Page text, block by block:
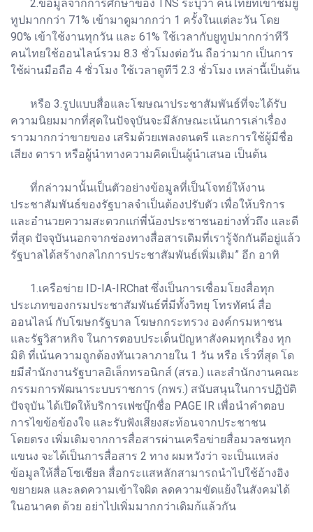
2.ข้อมูลจากการศึกษาของ TNS ระบุว่า คนไทยที่เข้าชมยู
ทูปมากกว่า 71% เข้ามาดูมากกว่า 1 ครั้งในแต่ละวัน โดย
90% เข้าใช้งานทุกวัน และ 61% ใช้เวลากับยูทูปมากกว่าทีวี
คนไทยใช้ออนไลน์รวม 8.3 ชั่วโมงต่อวัน ถือว่ามาก เป็นการ
ใช้ผ่านมือถือ 4 ชั่วโมง ใช้เวลาดูทีวี 2.3 ชั่วโมง เหล่านี้เป็นต้น
หรือ 3.รูปแบบสื่อและโฆษณาประชาสัมพันธ์ที่จะได้รับ
ความนิยมมากที่สุดในปัจจุบันจะมีลักษณะเน้นการเล่าเรื่อง
ราวมากกว่าขายของ เสริมด้วยเพลงดนตรี และการใช้ผู้มีชื่อ
เสียง ดารา หรือผู้นำทางความคิดเป็นผู้นำเสนอ เป็นต้น
ที่กล่าวมานั้นเป็นตัวอย่างข้อมูลที่เป็นโจทย์ให้งาน
ประชาสัมพันธ์ของรัฐบาลจำเป็นต้องปรับตัว เพื่อให้บริการ
และอำนวยความสะดวกแก่พี่น้องประชาชนอย่างทั่วถึง และดี
ที่สุด ปัจจุบันนอกจากช่องทางสื่อสารเดิมที่เรารู้จักกันดีอยู่แล้ว
รัฐบาลได้สร้างกลไกการประชาสัมพันธ์เพิ่มเติม” อีก อาทิ
1.เครือข่าย ID-IA-IRChat ซึ่งเป็นการเชื่อมโยงสื่อทุก
ประเภทของกรมประชาสัมพันธ์ที่มีทั้งวิทยุ โทรทัศน์ สื่อ
ออนไลน์ กับโฆษกรัฐบาล โฆษกกระทรวง องค์กรมหาชน
และรัฐวิสาหกิจ ในการตอบประเด็นปัญหาสังคมทุกเรื่อง ทุก
มิติ ที่เน้นความถูกต้องทันเวลาภายใน 1 วัน หรือ เร็วที่สุด โด
ยมีสํานักงานรัฐบาลอิเล็กทรอนิกส์ (สรอ.) และสำนักงานคณะ
กรรมการพัฒนาระบบราชการ (กพร.) สนับสนุนในการปฏิบัติ
ปัจจุบัน ได้เปิดให้บริการเฟซบุ๊กชื่อ PAGE IR เพื่อนำคำตอบ
การไขข้อข้องใจ และรับฟังเสียงสะท้อนจากประชาชน
โดยตรง เพิ่มเติมจากการสื่อสารผ่านเครือข่ายสื่อมวลชนทุก
แขนง จะได้เป็นการสื่อสาร 2 ทาง ผมหวังว่า จะเป็นแหล่ง
ข้อมูลให้สื่อโซเชียล สื่อกระแสหลักสามารถนำไปใช้อ้างอิง
ขยายผล และลดความเข้าใจผิด ลดความขัดแย้งในสังคมได้
ในอนาคต ด้วย อย่าไปเพิ่มมากกว่าเดิมก้แล้วกัน